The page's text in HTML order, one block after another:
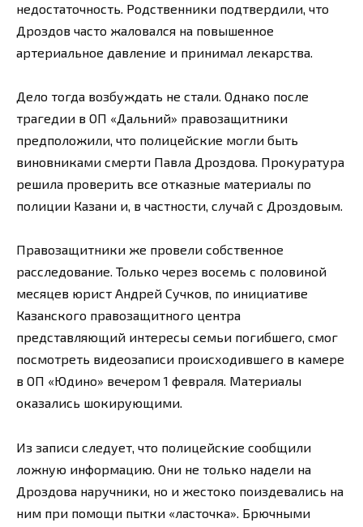
недостаточность. Родственники подтвердили, что
Дроздов часто жаловался на повышенное
артериальное давление и принимал лекарства.
Дело тогда возбуждать не стали. Однако после
трагедии в ОП «Дальний» правозащитники
предположили, что полицейские могли быть
виновниками смерти Павла Дроздова. Прокуратура
решила проверить все отказные материалы по
полиции Казани и, в частности, случай с Дроздовым.
Правозащитники же провели собственное
расследование. Только через восемь с половиной
месяцев юрист Андрей Сучков, по инициативе
Казанского правозащитного центра
представляющий интересы семьи погибшего, смог
посмотреть видеозаписи происходившего в камере
в ОП «Юдино» вечером 1 февраля. Материалы
оказались шокирующими.
Из записи следует, что полицейские сообщили
ложную информацию. Они не только надели на
Дроздова наручники, но и жестоко поиздевались на
ним при помощи пытки «ласточка». Брючными